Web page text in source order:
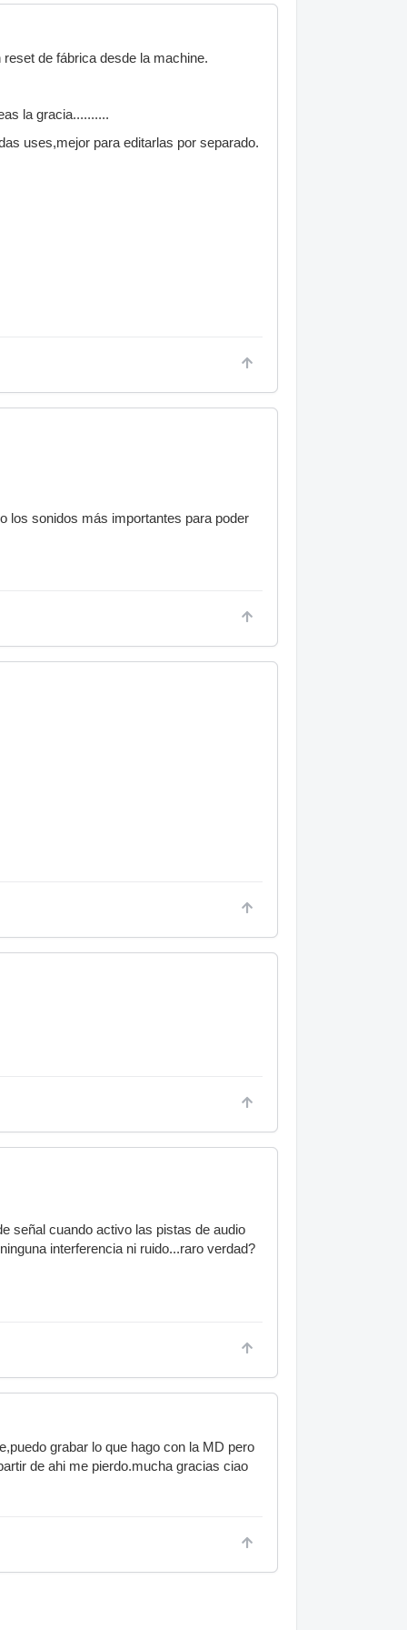
de fábrica desde la machine.
la gracia..........
uses,mejor para editarlas por separado.
los sonidos más importantes para poder
señal cuando activo las pistas de audio
interferencia ni ruido...raro verdad?
grabar lo que hago con la MD pero
de ahi me pierdo.mucha gracias ciao